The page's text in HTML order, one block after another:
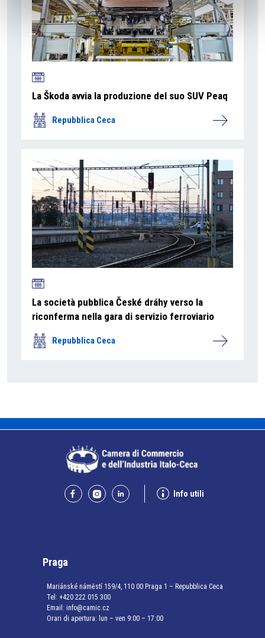
La Škoda avvia la produzione del suo SUV Peaq
Repubblica Ceca
La società pubblica České dráhy verso la
riconferma nella gara di servizio ferroviario
Repubblica Ceca
Info utili
Praga
Mariánské náměstí 159/4, 110 00 Praga 1 – Repubblica Ceca
Tel: +420 222 015 300
Email: info@camic.cz
Orari di apertura: lun – ven 9:00 – 17:00